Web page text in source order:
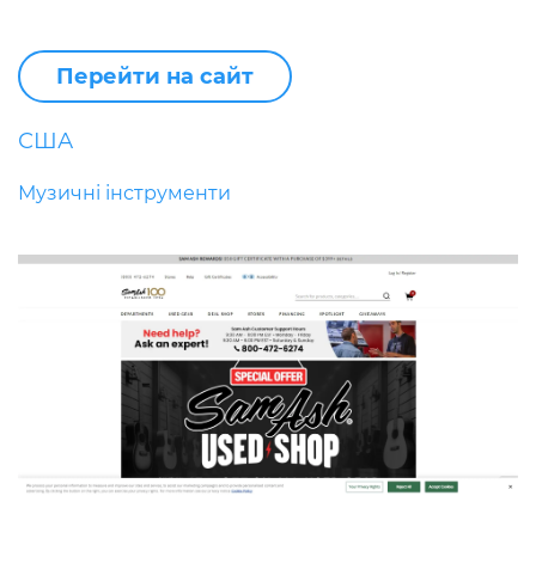
Перейти на сайт
США
Музичні інструменти